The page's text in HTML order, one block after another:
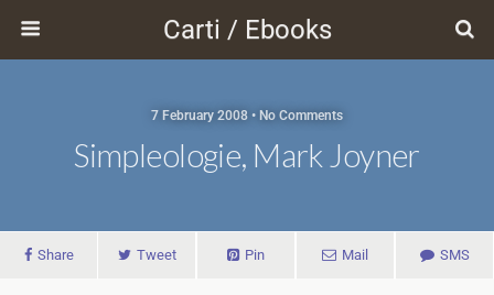
Carti / Ebooks
7 February 2008 • No Comments
Simpleologie, Mark Joyner
Share Tweet Pin Mail SMS